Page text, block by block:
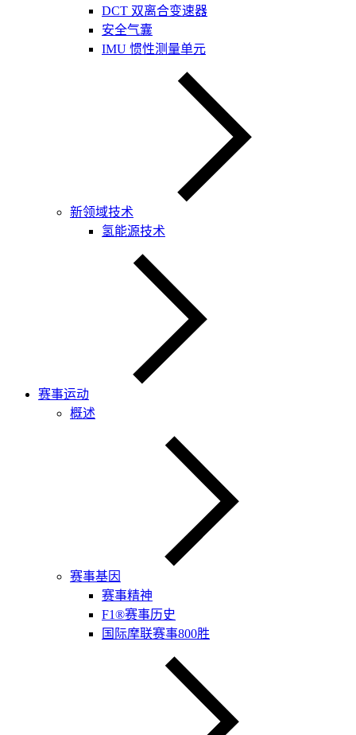
DCT 双离合变速器
安全气囊
IMU 惯性测量单元
新领域技术
氢能源技术
赛事运动
概述
赛事基因
赛事精神
F1®赛事历史
国际摩联赛事800胜